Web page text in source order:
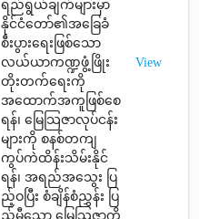
ရည်ရွယ်ချက်များမှာ
နိုင်ငံတော်၏အခြေခံ
စီးပွားရေးဖြစ်သော
လယ်ယာကဏ္ဍဖွံ့ဖြိုး
တိုးတက်ရေးကို
အထောက်အကူဖြစ်စေ
ရန်၊ မြေသြဇာလုပ်ငန်း
များကို စနစ်တကျ
ကွပ်ကဲထိန်းသိမ်းနိုင်
ရန်၊ အရည်အသွေး ပြ
ည့်ဝပြီး စံချိန်စံညွှန်း ပြ
ည့်မီသော မြေသြဇာကို
View